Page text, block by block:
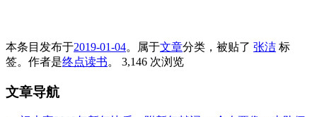
本条目发布于2019-01-04。属于文章分类，被贴了 张洁 标
签。 作者是终点读书。 3,146 次浏览
文章导航